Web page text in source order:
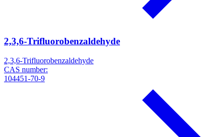
2,3,6-Trifluorobenzaldehyde
2,3,6-Trifluorobenzaldehyde
CAS number:
104451-70-9